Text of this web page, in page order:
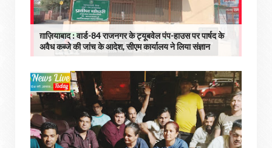
ग़ाज़ियाबाद : वार्ड-84 राजनगर के ट्यूबवेल पंप-हाउस पर पार्षद के
अवैध कब्जे की जांच के आदेश, सीएम कार्यालय ने लिया संज्ञान